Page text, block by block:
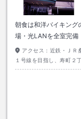
朝食は和洋バイキン
場・光LANを全室完備
アクセス： 近鉄・ＪＲ
１号線を目指し、寿町２
り１号線を名古屋方面へ